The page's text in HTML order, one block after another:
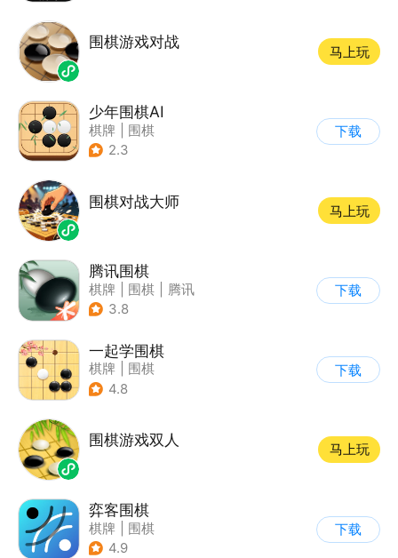
围棋游戏对战
马上玩
少年围棋AI
棋牌
围棋
2.3
下载
围棋对战大师
马上玩
腾讯围棋
棋牌 围棋
腾讯
3.8
下载
一起学围棋
棋牌
围棋
4.8
下载
围棋游戏双人
马上玩
弈客围棋
棋牌
围棋
4.9
下载